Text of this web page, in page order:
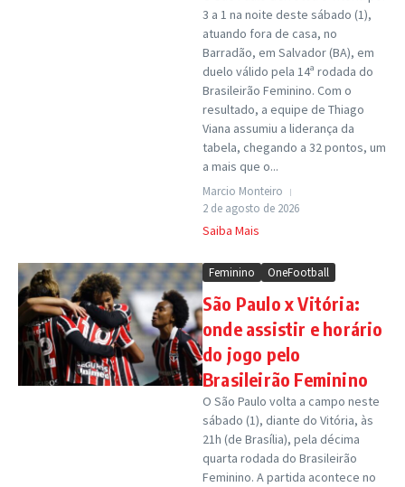
3 a 1 na noite deste sábado (1),
atuando fora de casa, no
Barradão, em Salvador (BA), em
duelo válido pela 14ª rodada do
Brasileirão Feminino. Com o
resultado, a equipe de Thiago
Viana assumiu a liderança da
tabela, chegando a 32 pontos, um
a mais que o...
Marcio Monteiro
2 de agosto de 2026
Saiba Mais
Feminino OneFootball
São Paulo x Vitória:
onde assistir e horário
do jogo pelo
Brasileirão Feminino
O São Paulo volta a campo neste
sábado (1), diante do Vitória, às
21h (de Brasília), pela décima
quarta rodada do Brasileirão
Feminino. A partida acontece no